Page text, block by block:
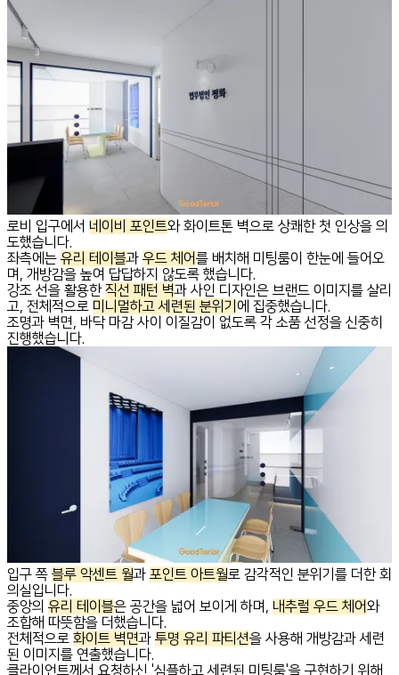
로비 입구에서 네이비 포인트와 화이트톤 벽으로 상쾌한 첫 인상을 의
도했습니다.
좌측에는 유리 테이블과 우드 체어를 배치해 미팅룸이 한눈에 들어오
며, 개방감을 높여 답답하지 않도록 했습니다.
강조 선을 활용한직선 패턴 벽과 사인 디자인은 브랜드 이미지를 살리
고, 전체적으로 미니멀하고 세련된 분위기 에 집중했습니다.
조명과 벽면, 바닥 마감 사이 이질감이 없도록 각 소품 선정을 신중히
진행했습니다.
입구 쪽 블루 악센트 월과 포인트 아트월로 감각적인 분위기를 더한 회
의실입니다.
중앙의 유리 테이블은 공간을 넓어 보이게 하며, 내추럴 우드 체어와
조합해 따뜻함을 더했습니다.
전체적으로 화이트 벽면과 투명 유리 파티션을 사용해 개방감과 세련
된 이미지를 연출했습니다.
클라이언트께서 요청하신 '심플하고 세련된 미팅룸'을 구현하기 위해